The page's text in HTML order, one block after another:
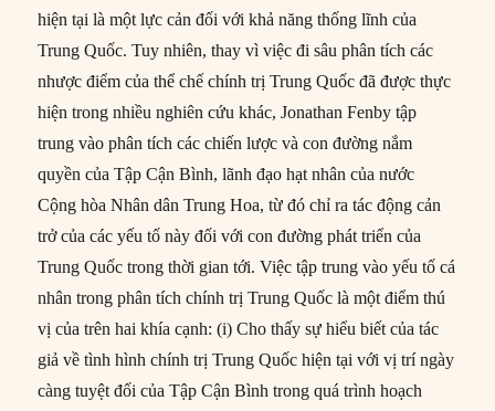
hiện tại là một lực cản đối với khả năng thống lĩnh của
Trung Quốc. Tuy nhiên, thay vì việc đi sâu phân tích các
nhược điểm của thể chế chính trị Trung Quốc đã được thực
hiện trong nhiều nghiên cứu khác, Jonathan Fenby tập
trung vào phân tích các chiến lược và con đường nắm
quyền của Tập Cận Bình, lãnh đạo hạt nhân của nước
Cộng hòa Nhân dân Trung Hoa, từ đó chỉ ra tác động cản
trở của các yếu tố này đối với con đường phát triển của
Trung Quốc trong thời gian tới. Việc tập trung vào yếu tố cá
nhân trong phân tích chính trị Trung Quốc là một điểm thú
vị của trên hai khía cạnh: (i) Cho thấy sự hiểu biết của tác
giả về tình hình chính trị Trung Quốc hiện tại với vị trí ngày
càng tuyệt đối của Tập Cận Bình trong quá trình hoạch